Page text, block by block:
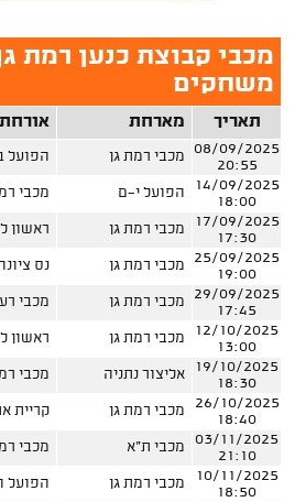
מכבי קבוצת כנען רמת
משחקים
תאריך מארחת אורחת
08/09/2025
20:55
מכבי רמת גן הפועל
14/09/2025
18:00
הפועל י-ם מכבי
17/09/2025
17:30
מכבי רמת גן ראשון
25/09/2025
19:00
מכבי רמת גן נס
29/09/2025
17:45
מכבי רמת גן מכבי
12/10/2025
13:00
מכבי רמת גן ראשון
19/10/2025
18:30
אליצור נתניה מכבי
26/10/2025
18:40
מכבי רמת גן קריית
03/11/2025
21:10
מכבי ת"א מכבי
10/11/2025
18:50
מכבי רמת גן הפועל